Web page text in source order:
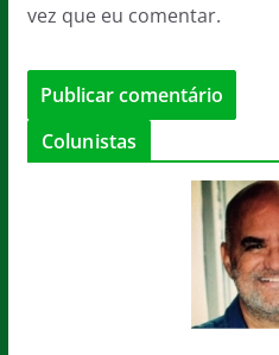
vez que eu comentar.
Colunistas